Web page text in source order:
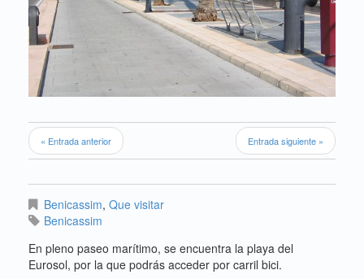
« Entrada anterior Entrada siguiente »
Benicassim, Que visitar
Benicassim
En pleno paseo marítimo, se encuentra la playa del
Eurosol, por la que podrás acceder por carril bici.